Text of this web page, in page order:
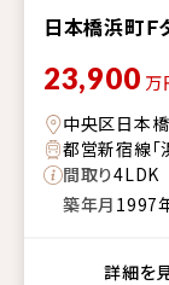
日本橋浜町Ｆ
23,900 万
中央区日本
都営新宿線
間取り4LDK
築年月 1997
詳細を